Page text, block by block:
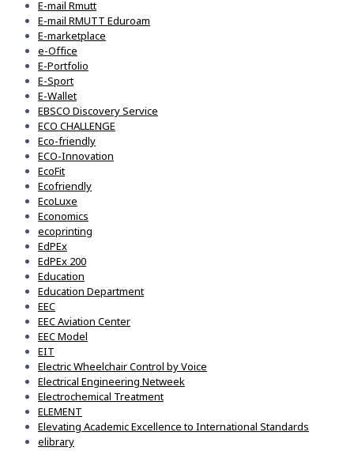
E-mail Rmutt
E-mail RMUTT Eduroam
E-marketplace
e-Office
E-Portfolio
E-Sport
E-Wallet
EBSCO Discovery Service
ECO CHALLENGE
Eco-friendly
ECO-Innovation
EcoFit
Ecofriendly
EcoLuxe
Economics
ecoprinting
EdPEx
EdPEx 200
Education
Education Department
EEC
EEC Aviation Center
EEC Model
EIT
Electric Wheelchair Control by Voice
Electrical Engineering Netweek
Electrochemical Treatment
ELEMENT
Elevating Academic Excellence to International Standards
elibrary